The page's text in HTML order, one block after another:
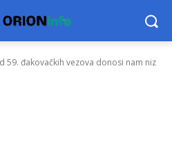
59. đakovačkih vezova donosi nam niz